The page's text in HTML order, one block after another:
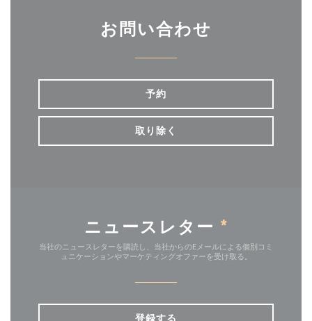
お問い合わせ
予約
取り除く
ニュースレター *
当社のニュースレターを購読し、当社からのEメールによる個別コミ
ュニケーションやマーケティングオファーを受け取る。
登録する